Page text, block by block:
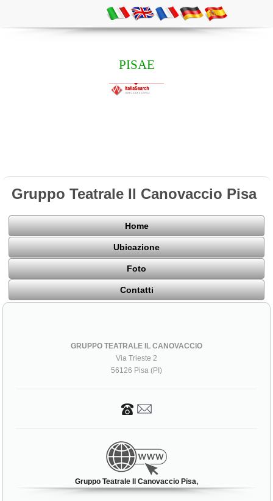
PISAE
Gruppo Teatrale Il Canovaccio Pisa
Home
Ubicazione
Foto
Contatti
GRUPPO TEATRALE IL CANOVACCIO
Via Trieste 2
56126 Pisa (PI)
Gruppo Teatrale Il Canovaccio Pisa,